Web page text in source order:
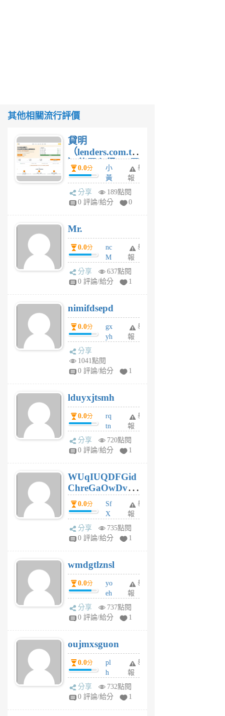
其他相關流行評價
貸明
（lenders.com.tw
）使用心得 — 民
間貸款比較平台
體驗
0.0分
小
黃
蜂
1
舉
報
分享
189點閱
0 評論/給分
0
Mr.
0.0分
nc
M
U
F
U
5
個
月
舉
報
分享
637點閱
0 評論/給分
1
nimifdsepd
0.0分
gx
yh
jl
月
前
舉
報
分享
1041點閱
0 評論/給分
1
lduyxjtsmh
0.0分
rq
tn
jt
gl
個
月
前
舉
報
分享
720點閱
0 評論/給分
1
WUqIUQDFGid
ChreGaOwDv
dY0.0分
Sf
X
Pe
Jc
R
P
m
v
A
V
個
月
前
舉
報
分享
735點閱
0 評論/給分
1
wmdgtlznsl
0.0分
yo
eh
ld
gy
個
月
前
舉
報
分享
737點閱
0 評論/給分
1
oujmxsguon
0.0分
pl
h
wi
w
舉
報
分享
732點閱
0 評論/給分
1